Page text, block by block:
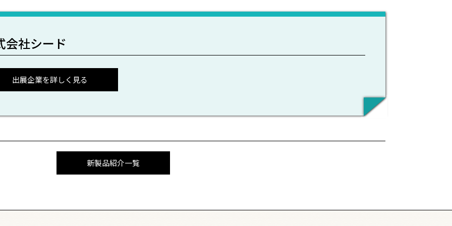
会社シード
出展企業を詳しく見る
新製品紹介一覧